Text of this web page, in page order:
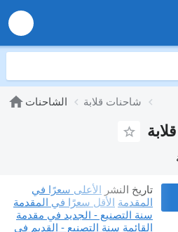
الشاحنات شاحنات قلابة
تاريخ النشر الأعلى سعرًا في
المقدمة الأقل سعرًا في المقدمة
سنة التصنيع - الجديد في مقدمة
القائمة سنة التصنيع - القديم في